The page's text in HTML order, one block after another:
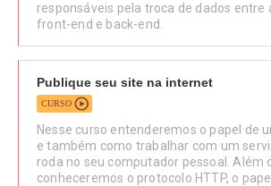
responsáveis pela troca de dados entre
front-end e back-end.
Publique seu site na internet
CURSO
Nesse curso entenderemos o papel de
e também como trabalhar com um
roda no seu computador pessoal. Além
conheceremos o protocolo HTTP, o